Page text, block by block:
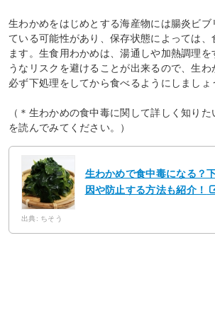
生わかめをはじめとする海産物には腸炎ビブ
ている可能性があり、保存状態によっては、
ます。生食用わかめは、湯通しや加熱調理を
うなリスクを避けることが出来るので、生わ
必ず下処理をしてから食べるようにしましょ
（＊生わかめの食中毒に関して詳しく知り
を読んでみてください。）
生わかめで食中毒になる？
因や防止する方法も紹介！
出典: ちそう